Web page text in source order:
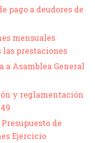
pago a deudores de
mensuales
prestaciones
a Asamblea General
y reglamentación
Presupuesto de
Ejercicio